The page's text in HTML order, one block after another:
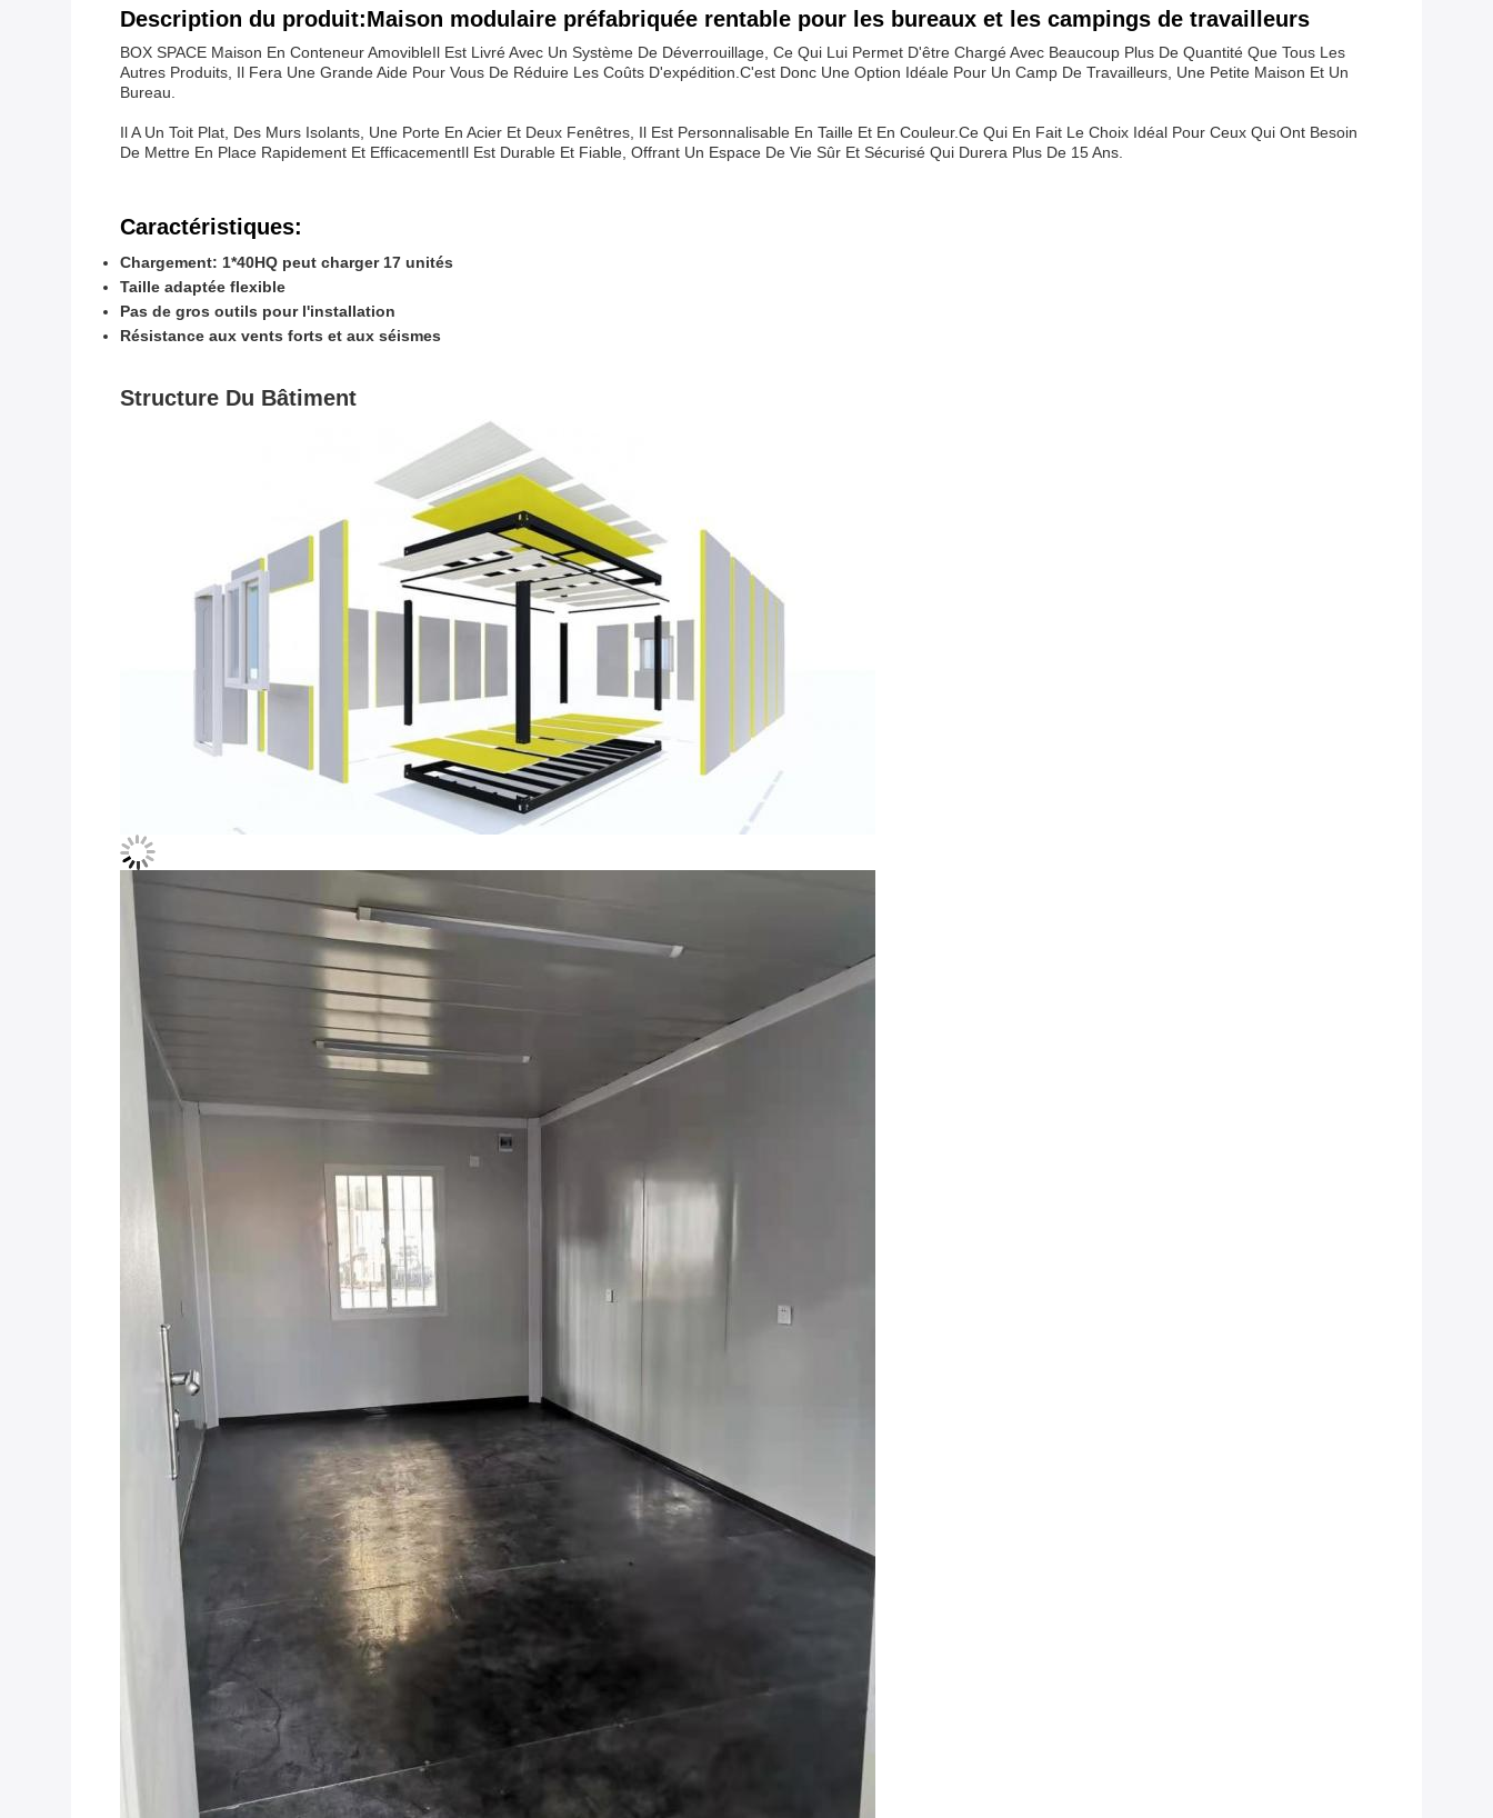
Description du produit:Maison modulaire préfabriquée rentable pour les bureaux et les campings de travailleurs
BOX SPACE Maison En Conteneur AmovibleIl Est Livré Avec Un Système De Déverrouillage, Ce Qui Lui Permet D'être Chargé Avec Beaucoup Plus De Quantité Que Tous Les
Autres Produits, Il Fera Une Grande Aide Pour Vous De Réduire Les Coûts D'expédition. C'est Donc Une Option Idéale Pour Un Camp De Travailleurs, Une Petite Maison Et Un
Bureau.
Il A Un Toit Plat, Des Murs Isolants, Une Porte En Acier Et Deux Fenêtres, Il Est Personnalisable En Taille Et En Couleur.ce Qui En Fait Le Choix Idéal Pour Ceux Qui Ont Besoin
De Mettre En Place Rapidement Et EfficacementIl Est Durable Et Fiable, Offrant Un Espace De Vie Sûr Et Sécurisé Qui Durera Plus De 15 Ans.
Caractéristiques:
Chargement: 1*40HQ peut charger 17 unités
Taille adaptée flexible
Pas de gros outils pour l'installation
Résistance aux vents forts et aux séismes
Structure Du Bâtiment